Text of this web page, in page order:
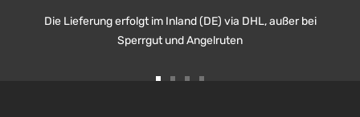
Die Lieferung erfolgt im Inland (DE) via DHL, außer bei
Sperrgut und Angelruten